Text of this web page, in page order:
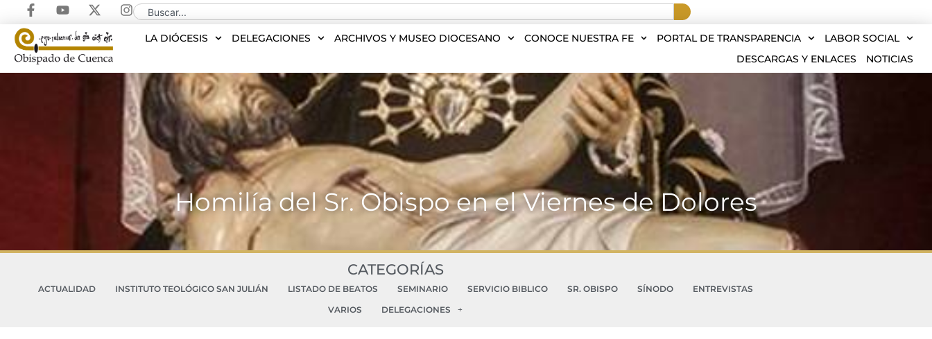
LA DIÓCESIS DELEGACIONES ARCHIVOS Y MUSEO DIOCESANO CONOCE NUESTRA FE PORTAL DE TRANSPARENCIA
LABOR SOCIAL
DESCARGAS Y ENLACES
NOTICIAS
Homilía del Sr. Obispo en el Viernes de Dolores
CATEGORÍAS
ACTUALIDAD INSTITUTO TEOLÓGICO SAN JULIÁN LISTADO DE BEATOS SEMINARIO SERVICIO BIBLICO SR. OBISPO SÍNODO
ENTREVISTAS
VARIOS
DELEGACIONES